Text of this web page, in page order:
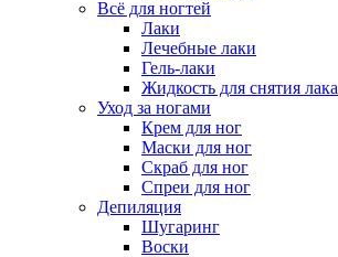
Всё для ногтей
Лаки
Лечебные лаки
Гель-лаки
Жидкость для снятия лака
Уход за ногами
Крем для ног
Маски для ног
Скраб для ног
Спреи для ног
Депиляция
Шугаринг
Воски